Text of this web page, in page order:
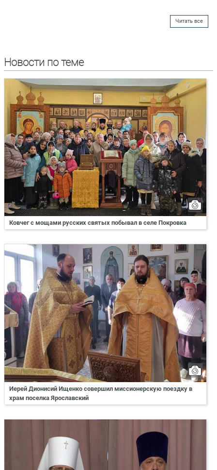
Читать все
Новости по теме
Ковчег с мощами русских святых побывал в селе Покровка
Иерей Дионисий Ищенко совершил миссионерскую поездку в
храм поселка Ярославский